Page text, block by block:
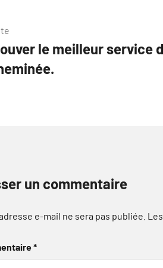
le meilleur service
un commentaire
e-mail ne sera pas publiée.
*